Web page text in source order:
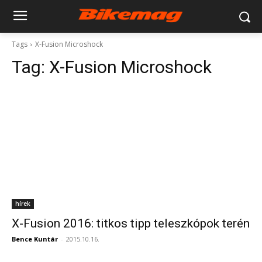
Tags X-Fusion Microshock
Tag: X-Fusion Microshock
hírek
X-Fusion 2016: titkos tipp teleszkópok terén
Bence Kuntár - 2015.10.16.